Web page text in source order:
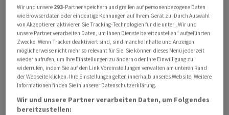
DienstleistersInfosysden Siegeszug Künstlicher
Intelligenz (KI) in der Wirtschaft. Viele Unternehmen
seien zwar von der Technologie begeistert, müssten
aber oft mit spitzer Feder rechnen, sagte Satish HC,
Manager beim zweitgrössten indischen IT-Dienstleister,
am Montag. Kunden hätten sich zuletzt auf
Sparprogramme konzentriert. Viele Budgets würden
von «absolut essenziellen» Dingen wie zum Beispiel der
Abwehr von Cyberangriffen aufgefressen. «Einige dieser
Wir und unsere 293-Partner speichern und greifen auf personenbezogene Daten
wie Browserdaten oder eindeutige Kennungen auf Ihrem Gerät zu. Durch Auswahl
von Akzeptieren aktivieren Sie Tracking-Technologien für die unter „Wir und
unsere Partner verarbeiten Daten, um Ihnen Dienste bereitzustellen“ aufgeführten
Zwecke. Wenn Tracker deaktiviert sind, sind manche Inhalte und Anzeigen
möglicherweise nicht mehr so relevant für Sie. Sie können dieses Menü jederzeit
wieder aufrufen, um Ihre Einstellungen zu ändern oder Ihre Einwilligung zu
widerrufen, indem Sie auf den Link Voreinstellungen verwalten am unteren Rand
der Webseite klicken. Ihre Einstellungen gelten innerhalb unseres Website. Weitere
Informationen finden Sie in unserer Datenschutzerklärung.
Wir und unsere Partner verarbeiten Daten, um Folgendes
bereitzustellen: